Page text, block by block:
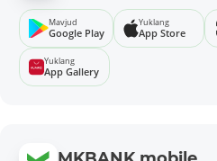
Mavjud
Google Play
Yuklang
App Store
Yuklang
App Gallery